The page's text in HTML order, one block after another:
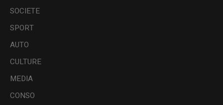
SOCIETE
SPORT
AUTO
CULTURE
MEDIA
CONSO